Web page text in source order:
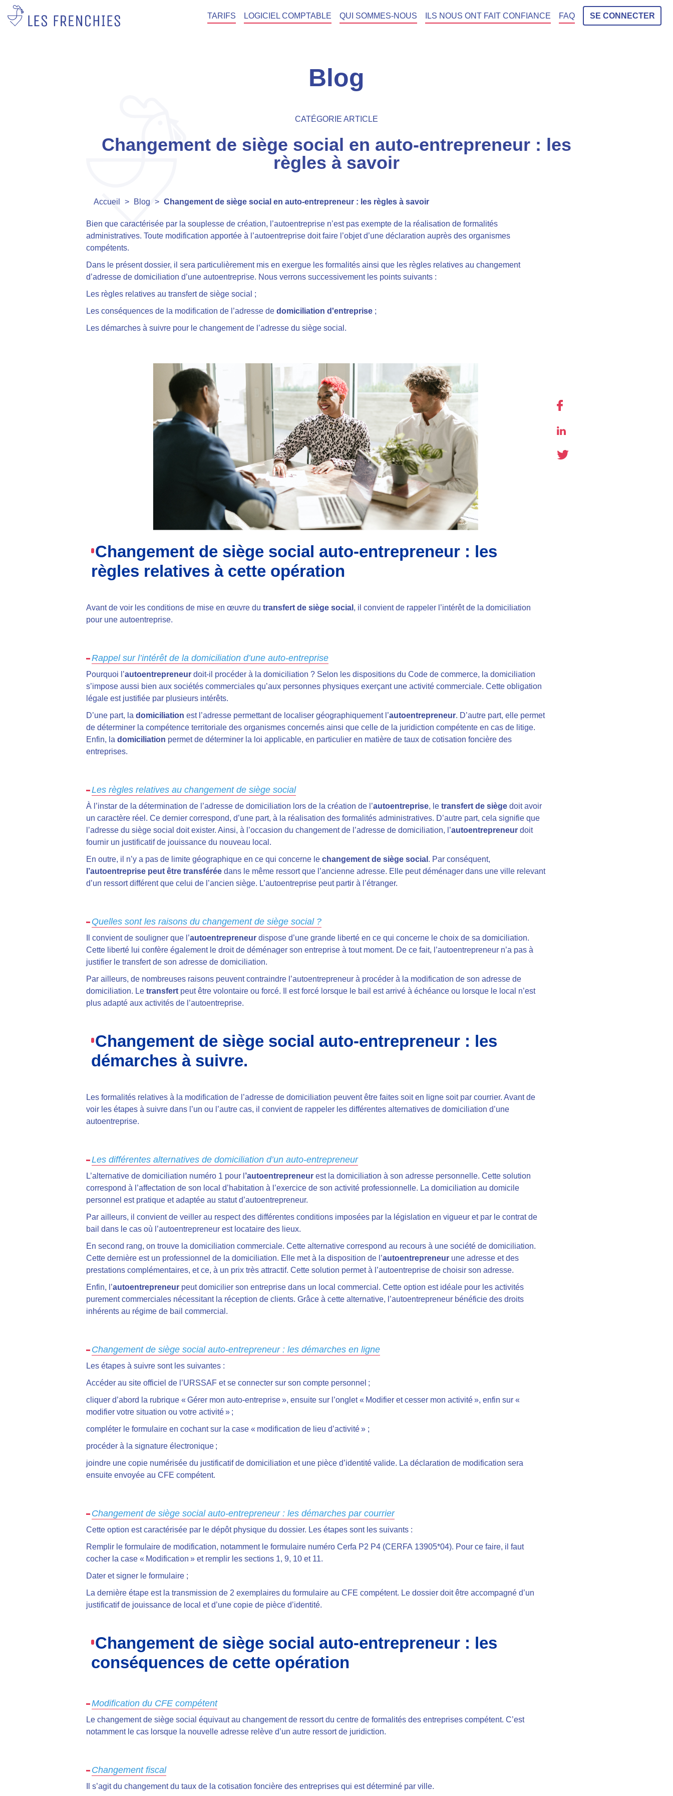
TARIFS LOGICIEL COMPTABLE QUI SOMMES-NOUS ILS NOUS ONT FAIT CONFIANCE FAQ SE CONNECTER
Blog
CATÉGORIE ARTICLE
Changement de siège social en auto-entrepreneur : les
règles à savoir
Accueil > Blog > Changement de siège social en auto-entrepreneur : les règles à savoir
Bien que caractérisée par la souplesse de création, l’autoentreprise n’est pas exempte de la réalisation de formalités
administratives. Toute modification apportée à l’autoentreprise doit faire l’objet d’une déclaration auprès des organismes
compétents.
Dans le présent dossier, il sera particulièrement mis en exergue les formalités ainsi que les règles relatives au changement
d’adresse de domiciliation d’une autoentreprise. Nous verrons successivement les points suivants :
Les règles relatives au transfert de siège social ;
Les conséquences de la modification de l’adresse de domiciliation d'entreprise ;
Les démarches à suivre pour le changement de l’adresse du siège social.
Changement de siège social auto-entrepreneur : les
règles relatives à cette opération
Avant de voir les conditions de mise en œuvre du transfert de siège social , il convient de rappeler l’intérêt de la domiciliation
pour une autoentreprise.
Rappel sur l’intérêt de la domiciliation d’une auto-entreprise
Pourquoi l’autoentrepreneur doit-il procéder à la domiciliation ? Selon les dispositions du Code de commerce, la domiciliation
s’impose aussi bien aux sociétés commerciales qu’aux personnes physiques exerçant une activité commerciale. Cette obligation
légale est justifiée par plusieurs intérêts.
D’une part, la domiciliation est l’adresse permettant de localiser géographiquement l’autoentrepreneur. D’autre part, elle permet
de déterminer la compétence territoriale des organismes concernés ainsi que celle de la juridiction compétente en cas de litige.
Enfin, la domiciliation permet de déterminer la loi applicable, en particulier en matière de taux de cotisation foncière des
entreprises.
Les règles relatives au changement de siège social
À l’instar de la détermination de l’adresse de domiciliation lors de la création de l’autoentreprise, le transfert de siège doit avoir
un caractère réel. Ce dernier correspond, d’une part, à la réalisation des formalités administratives. D’autre part, cela signifie que
l’adresse du siège social doit exister. Ainsi, à l’occasion du changement de l’adresse de domiciliation, l’autoentrepreneur doit
fournir un justificatif de jouissance du nouveau local.
En outre, il n’y a pas de limite géographique en ce qui concerne le changement de siège social . Par conséquent,
l’autoentreprise peut être transférée dans le même ressort que l’ancienne adresse. Elle peut déménager dans une ville relevant
d’un ressort différent que celui de l’ancien siège. L’autoentreprise peut partir à l’étranger.
Quelles sont les raisons du changement de siège social ?
Il convient de souligner que l’autoentrepreneur dispose d’une grande liberté en ce qui concerne le choix de sa domiciliation.
Cette liberté lui confère également le droit de déménager son entreprise à tout moment. De ce fait, l’autoentrepreneur n’a pas à
justifier le transfert de son adresse de domiciliation.
Par ailleurs, de nombreuses raisons peuvent contraindre l’autoentrepreneur à procéder à la modification de son adresse de
domiciliation. Le transfert peut être volontaire ou forcé. Il est forcé lorsque le bail est arrivé à échéance ou lorsque le local n’est
plus adapté aux activités de l’autoentreprise.
Changement de siège social auto-entrepreneur : les
démarches à suivre.
Les formalités relatives à la modification de l’adresse de domiciliation peuvent être faites soit en ligne soit par courrier. Avant de
voir les étapes à suivre dans l’un ou l’autre cas, il convient de rappeler les différentes alternatives de domiciliation d’une
autoentreprise.
Les différentes alternatives de domiciliation d’un auto-entrepreneur
L’alternative de domiciliation numéro 1 pour l ’autoentrepreneur est la domiciliation à son adresse personnelle. Cette solution
correspond à l’affectation de son local d’habitation à l’exercice de son activité professionnelle. La domiciliation au domicile
personnel est pratique et adaptée au statut d’autoentrepreneur.
Par ailleurs, il convient de veiller au respect des différentes conditions imposées par la législation en vigueur et par le contrat de
bail dans le cas où l’autoentrepreneur est locataire des lieux.
En second rang, on trouve la domiciliation commerciale. Cette alternative correspond au recours à une société de domiciliation.
Cette dernière est un professionnel de la domiciliation. Elle met à la disposition de l’autoentrepreneur une adresse et des
prestations complémentaires, et ce, à un prix très attractif. Cette solution permet à l’autoentreprise de choisir son adresse.
Enfin, l’autoentrepreneur peut domicilier son entreprise dans un local commercial. Cette option est idéale pour les activités
purement commerciales nécessitant la réception de clients. Grâce à cette alternative, l’autoentrepreneur bénéficie des droits
inhérents au régime de bail commercial.
Changement de siège social auto-entrepreneur : les démarches en ligne
Les étapes à suivre sont les suivantes :
Accéder au site officiel de l’URSSAF et se connecter sur son compte personnel ;
cliquer d’abord la rubrique « Gérer mon auto-entreprise », ensuite sur l’onglet « Modifier et cesser mon activité », enfin sur «
modifier votre situation ou votre activité » ;
compléter le formulaire en cochant sur la case « modification de lieu d’activité » ;
procéder à la signature électronique ;
joindre une copie numérisée du justificatif de domiciliation et une pièce d’identité valide. La déclaration de modification sera
ensuite envoyée au CFE compétent.
Changement de siège social auto-entrepreneur : les démarches par courrier
Cette option est caractérisée par le dépôt physique du dossier. Les étapes sont les suivants :
Remplir le formulaire de modification, notamment le formulaire numéro Cerfa P2 P4 (CERFA 13905*04). Pour ce faire, il faut
cocher la case « Modification » et remplir les sections 1, 9, 10 et 11.
Dater et signer le formulaire ;
La dernière étape est la transmission de 2 exemplaires du formulaire au CFE compétent. Le dossier doit être accompagné d’un
justificatif de jouissance de local et d’une copie de pièce d’identité.
Changement de siège social auto-entrepreneur : les
conséquences de cette opération
Modification du CFE compétent
Le changement de siège social équivaut au changement de ressort du centre de formalités des entreprises compétent. C’est
notamment le cas lorsque la nouvelle adresse relève d’un autre ressort de juridiction.
Changement fiscal
Il s’agit du changement du taux de la cotisation foncière des entreprises qui est déterminé par ville.